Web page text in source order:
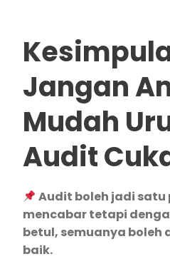
Jangan
Mudah
Audit
Audit boleh jadi satu
mencabar tetapi
betul, semuanya boleh
baik.